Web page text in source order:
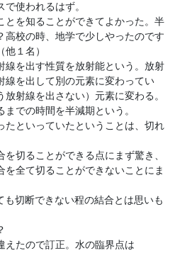
使われるはず。
とを知ることができてよかった。半
高校の時、地学で少しやったのです
１名）
線を出す性質を放射能という。放射
線を出して別の元素に変わってい
射線を出さない）元素に変わる。
での時間を半減期という。
たといっていたということは、切れ
切ることができる点にまず驚き、
を全て切ることができないことにま
切断できない程の結合とは思いも
えたので訂正。水の臨界点は